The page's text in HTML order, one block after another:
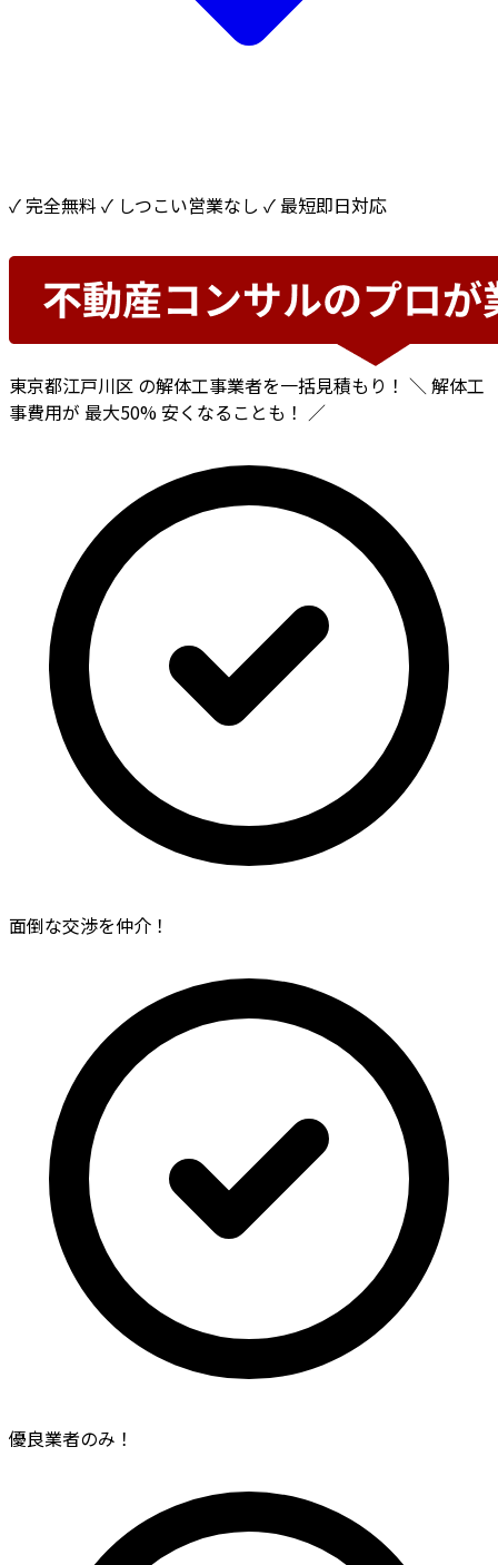
✓ 完全無料 ✓ しつこい営業なし ✓ 最短即日対応
東京都江戸川区 の解体工事業者を一括見積もり！ ＼ 解体工
事費用が 最大50%安くなることも！ ／
面倒な交渉を仲介！
優良業者のみ！